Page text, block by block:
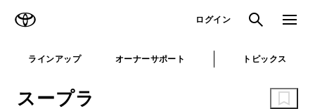
ログイン 検索 メニュ
ラインアップ オーナーサポート トピックス
スープラ